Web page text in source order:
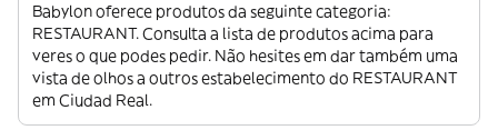
Babylon oferece produtos da seguinte categoria:
RESTAURANT. Consulta a lista de produtos acima para
veres o que podes pedir. Não hesites em dar também uma
vista de olhos a outros estabelecimento do RESTAURANT
em Ciudad Real.